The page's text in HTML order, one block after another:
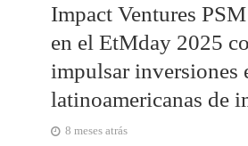
Impact Ventures
en el EtMday 2025
impulsar inversiones
latinoamericanas de
8 meses atrás